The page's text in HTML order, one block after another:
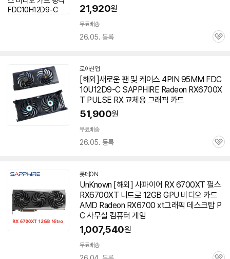
21,920원
무료배송
26.05. 등록
관
로아산업네
이
버
페
[해외]새로운 팬 및 케이스 4PIN 95MM FDC
10U12D9-C SAPPHIRE Radeon RX6700X
T PULSE RX 교체용 그래픽 카드
51,900원
무료배송
26.05. 등록
관
롯데ON
UnKnown [해외] 사파이어 RX6700XT 펄스
RX6700XT 니트로 12GB GPU 비디오 카드
AMD Radeon RX6700 xt그래픽 데스크탑 P
C 사무실 컴퓨터 게임
1,007,540원
무료배송